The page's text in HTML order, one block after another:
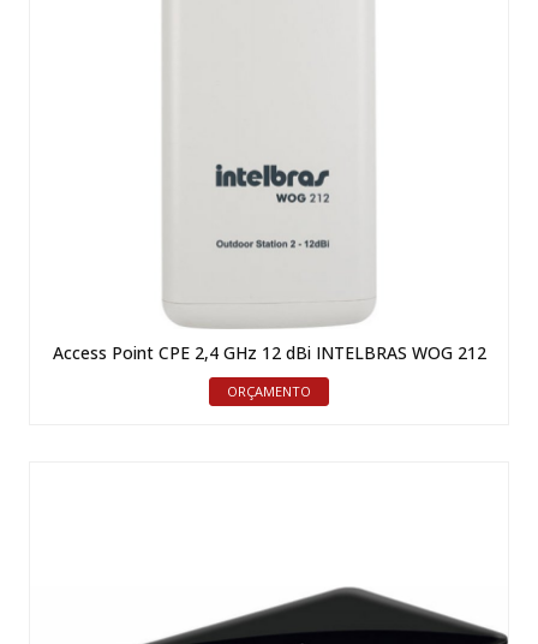
Access Point CPE 2,4 GHz 12 dBi INTELBRAS WOG 212
ORÇAMENTO